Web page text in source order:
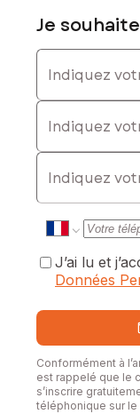
Je
Indiquez votre
Indiquez votre
E-mail
J’ai lu et
Données
Conformément à
est rappelé que le
s’inscrire
téléphonique sur le